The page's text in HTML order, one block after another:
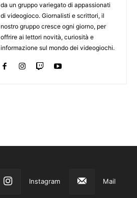
da un gruppo variegato di appassionati
di videogioco. Giornalisti e scrittori, il
nostro gruppo cresce ogni giorno, per
offrire ai lettori novità, curiosità e
informazione sul mondo dei videogiochi.
Instagram Mail